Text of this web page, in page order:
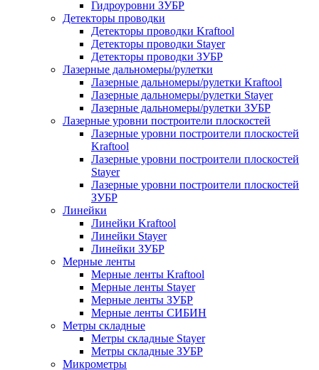
Гидроуровни ЗУБР
Детекторы проводки
Детекторы проводки Kraftool
Детекторы проводки Stayer
Детекторы проводки ЗУБР
Лазерные дальномеры/рулетки
Лазерные дальномеры/рулетки Kraftool
Лазерные дальномеры/рулетки Stayer
Лазерные дальномеры/рулетки ЗУБР
Лазерные уровни построители плоскостей
Лазерные уровни построители плоскостей
Kraftool
Лазерные уровни построители плоскостей
Stayer
Лазерные уровни построители плоскостей
ЗУБР
Линейки
Линейки Kraftool
Линейки Stayer
Линейки ЗУБР
Мерные ленты
Мерные ленты Kraftool
Мерные ленты Stayer
Мерные ленты ЗУБР
Мерные ленты СИБИН
Метры складные
Метры складные Stayer
Метры складные ЗУБР
Микрометры